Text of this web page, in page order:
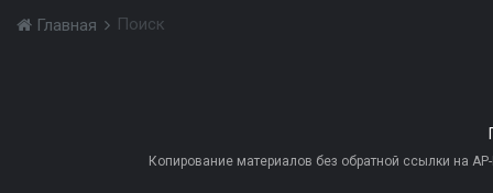
Главная Поиск
Копирование материалов без обратной ссылки на